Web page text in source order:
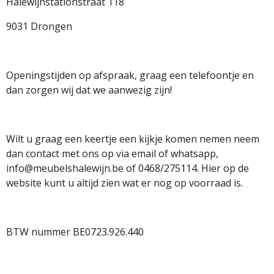
o
o
k
g
r
a
A
p
p
9031 Drongen
Openingstijden op afspraak, graag een telefoontje en
dan zorgen wij dat we aanwezig zijn!
Wilt u graag een keertje een kijkje komen nemen neem
dan contact met ons op via email of whatsapp,
info@meubelshalewijn.be of 0468/275114. Hier op de
website kunt u altijd zien wat er nog op voorraad is.
BTW nummer BE0723.926.440